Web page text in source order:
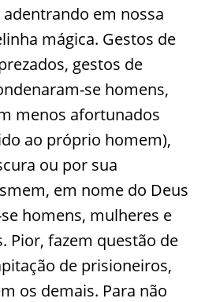
em nossa
mágica. Gestos de
gestos de
se homens,
menos afortunados
ao próprio homem),
ou por sua
em nome do Deus
homens, mulheres e
Pior, fazem questão de
de prisioneiros,
os demais. Para não